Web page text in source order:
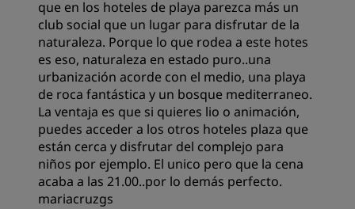
Ubicación
Limpieza
Servicio
que en los hoteles de playa parezca más un
club social que un lugar para disfrutar de la
naturaleza. Porque lo que rodea a este hotes
es eso, naturaleza en estado puro..una
urbanización acorde con el medio, una playa
de roca fantástica y un bosque mediterraneo.
La ventaja es que si quieres lio o animación,
puedes acceder a los otros hoteles plaza que
están cerca y disfrutar del complejo para
niños por ejemplo. El unico pero que la cena
acaba a las 21.00..por lo demás perfecto.
mariacruzgs